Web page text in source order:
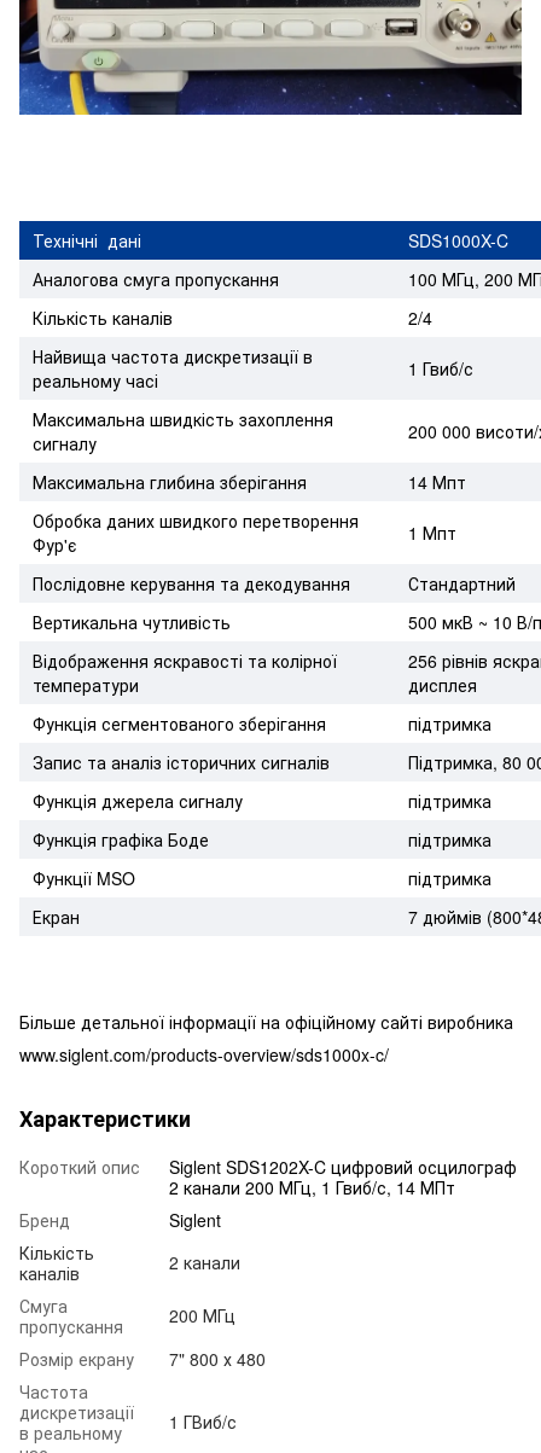
Технічні дані
SDS1000X-C
Аналогова смуга пропускання
100 МГц, 200
Кількість каналів
2/4
Найвища частота дискретизації в
реальному часі
1 Гвиб/с
Максимальна швидкість захоплення
сигналу
200 000
Максимальна глибина зберігання
14 Мпт
Обробка даних швидкого перетворення
Фур'є
1 Мпт
Послідовне керування та декодування
Стандартний
Вертикальна чутливість
500 мкВ ~ 10 В/
Відображення яскравості та колірної
температури
256 рівнів
дисплея
Функція сегментованого зберігання
підтримка
Запис та аналіз історичних сигналів
Підтримка, 80
Функція джерела сигналу
підтримка
Функція графіка Боде
підтримка
Функції MSO
підтримка
Екран
7 дюймів
Більше детальної інформації на офіційному сайті виробника
www.siglent.com/products-overview/sds1000x-c/
Характеристики
Короткий опис
Siglent SDS1202X-C цифровий осцилограф
2 канали 200 МГц, 1 Гвиб/с, 14 МПт
Бренд
Siglent
Кількість
каналів
2 канали
Смуга
пропускання
200 МГц
Розмір екрану
7" 800 х 480
Частота
дискретизації
в реальному
1 ГВиб/с